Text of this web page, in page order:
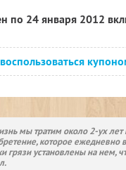
по 24 января 2012
мы тратим около 2-ух лет
которое
грязи установлены на нем,